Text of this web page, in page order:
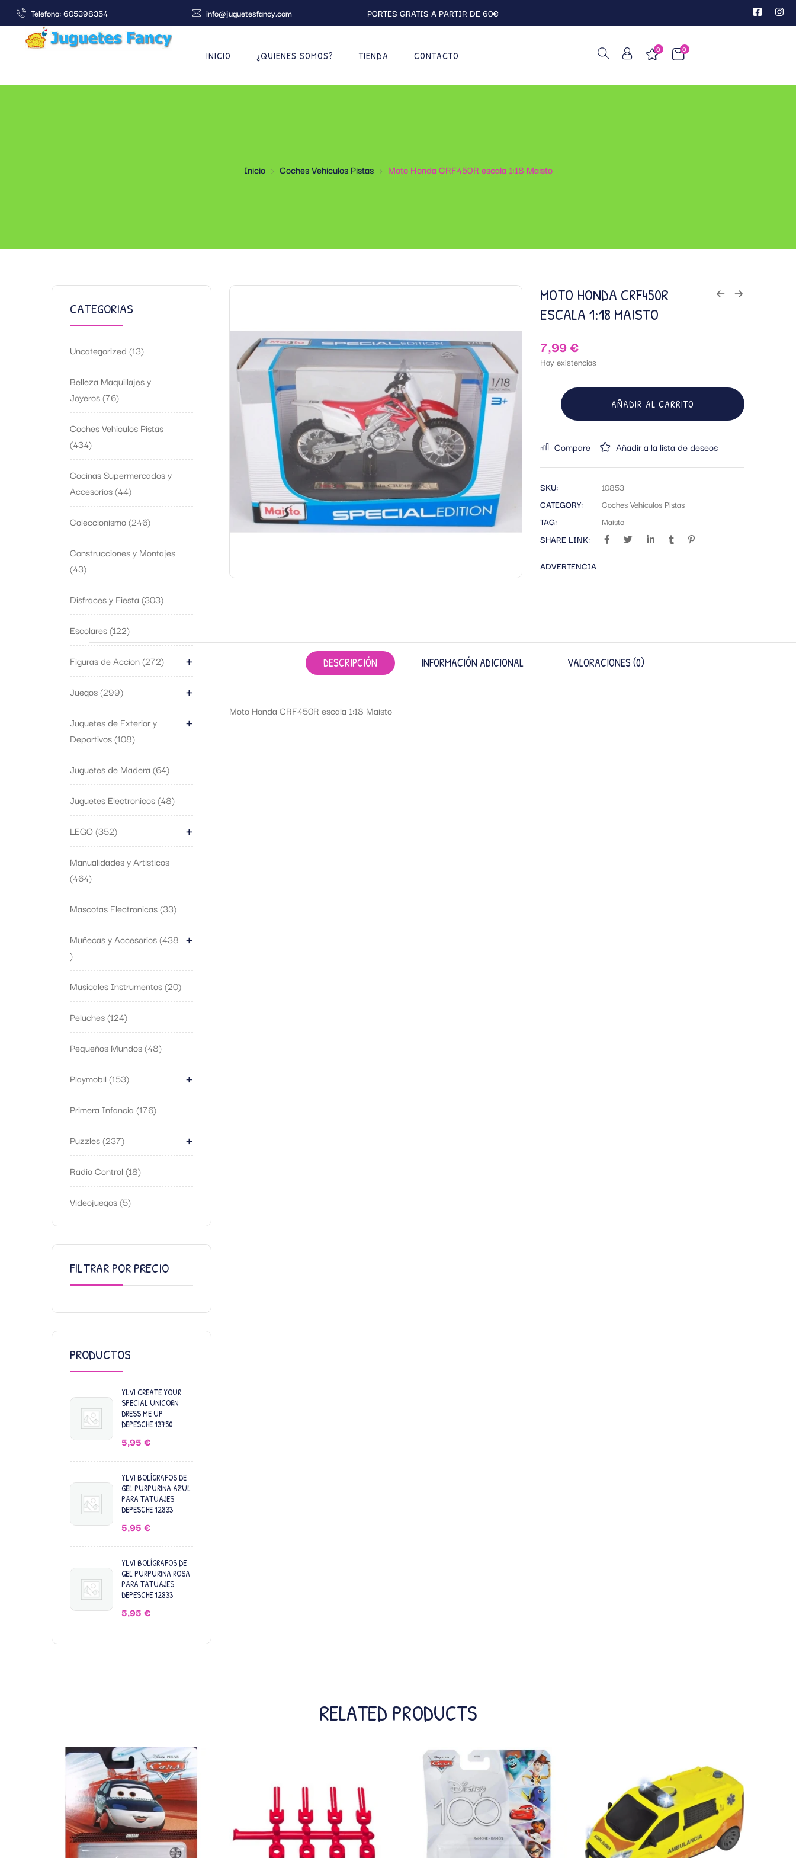
Telefono: 605398354 info@juguetesfancy.com PORTES GRATIS A PARTIR DE 60€
INICIO ¿QUIENES SOMOS? TIENDA CONTACTO
0
0
Inicio Coches Vehiculos Pistas Moto Honda CRF450R escala 1:18 Maisto
CATEGORIAS
Uncategorized 13
Belleza Maquillajes y
Joyeros 76
Coches Vehiculos Pistas
434
Cocinas Supermercados y
Accesorios 44
Coleccionismo 246
Construcciones y Montajes
43
Disfraces y Fiesta 303
Escolares 122
Figuras de Accion 272 +
Juegos 299 +
Juguetes de Exterior y
Deportivos 108
+
Juguetes de Madera 64
Juguetes Electronicos 48
LEGO 352 +
Manualidades y Artisticos
464
Mascotas Electronicas 33
Muñecas y Accesorios 438 +
Musicales Instrumentos 20
Peluches 124
Pequeños Mundos 48
Playmobil 153 +
Primera Infancia 176
Puzzles 237 +
Radio Control 18
Videojuegos 5
FILTRAR POR PRECIO
PRODUCTOS
YLVI CREATE YOUR
SPECIAL UNICORN
DRESS ME UP
DEPESCHE 13750
5,95 €
YLVI BOLÍGRAFOS DE
GEL PURPURINA AZUL
PARA TATUAJES
DEPESCHE 12833
5,95 €
YLVI BOLÍGRAFOS DE
GEL PURPURINA ROSA
PARA TATUAJES
DEPESCHE 12833
5,95 €
MOTO HONDA CRF450R
ESCALA 1:18 MAISTO
7,99€
Hay existencias
AÑADIR AL CARRITO
Compare Añadir a la lista de deseos
SKU:
10853
CATEGORY:
Coches Vehiculos Pistas
TAG:
Maisto
SHARE LINK:
ADVERTENCIA
DESCRIPCIÓN INFORMACIÓN ADICIONAL VALORACIONES (0)
Moto Honda CRF450R escala 1:18 Maisto
RELATED PRODUCTS